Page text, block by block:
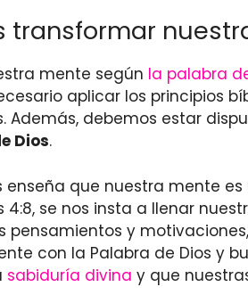
transformar
mente según la palabra
aplicar los principios
Además, debemos estar
Dios.
enseña que nuestra mente
4:8, se nos insta a llenar
pensamientos y
con la Palabra de Dios y
sabiduría divina y que